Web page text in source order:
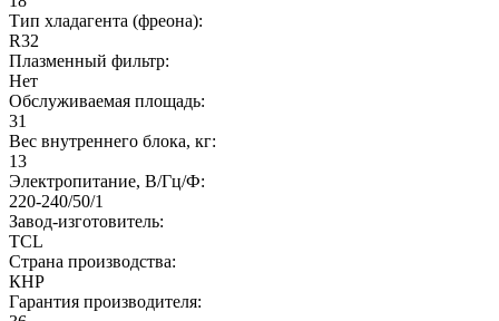
Тип хладагента (фреона):
R32
Плазменный фильтр:
Нет
Обслуживаемая площадь:
31
Вес внутреннего блока, кг:
13
Электропитание, В/Гц/Ф:
220-240/50/1
Завод-изготовитель:
TCL
Страна производства:
КНР
Гарантия производителя: